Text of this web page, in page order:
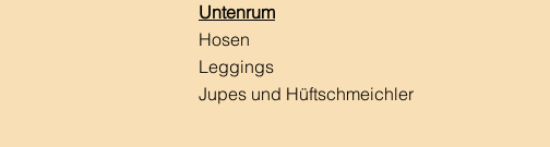
Untenrum
Hosen
Leggings
Jupes und Hüftschmeichler